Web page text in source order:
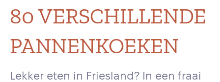
80 VERSCHILLENDE
PANNENKOEKEN
Lekker eten in Friesland? In een fraai